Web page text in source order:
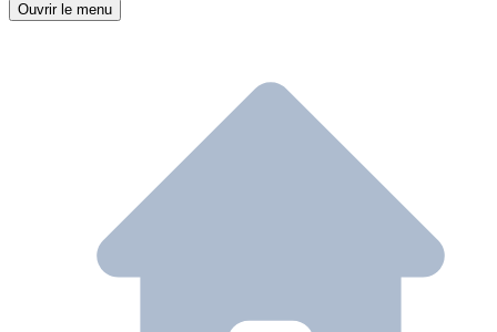
Ouvrir le menu